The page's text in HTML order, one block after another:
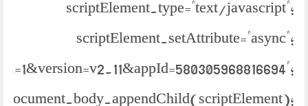
scriptElement.type="text/javascript";
scriptElement.setAttribute="async";
document.body.appendChild(scriptElement);